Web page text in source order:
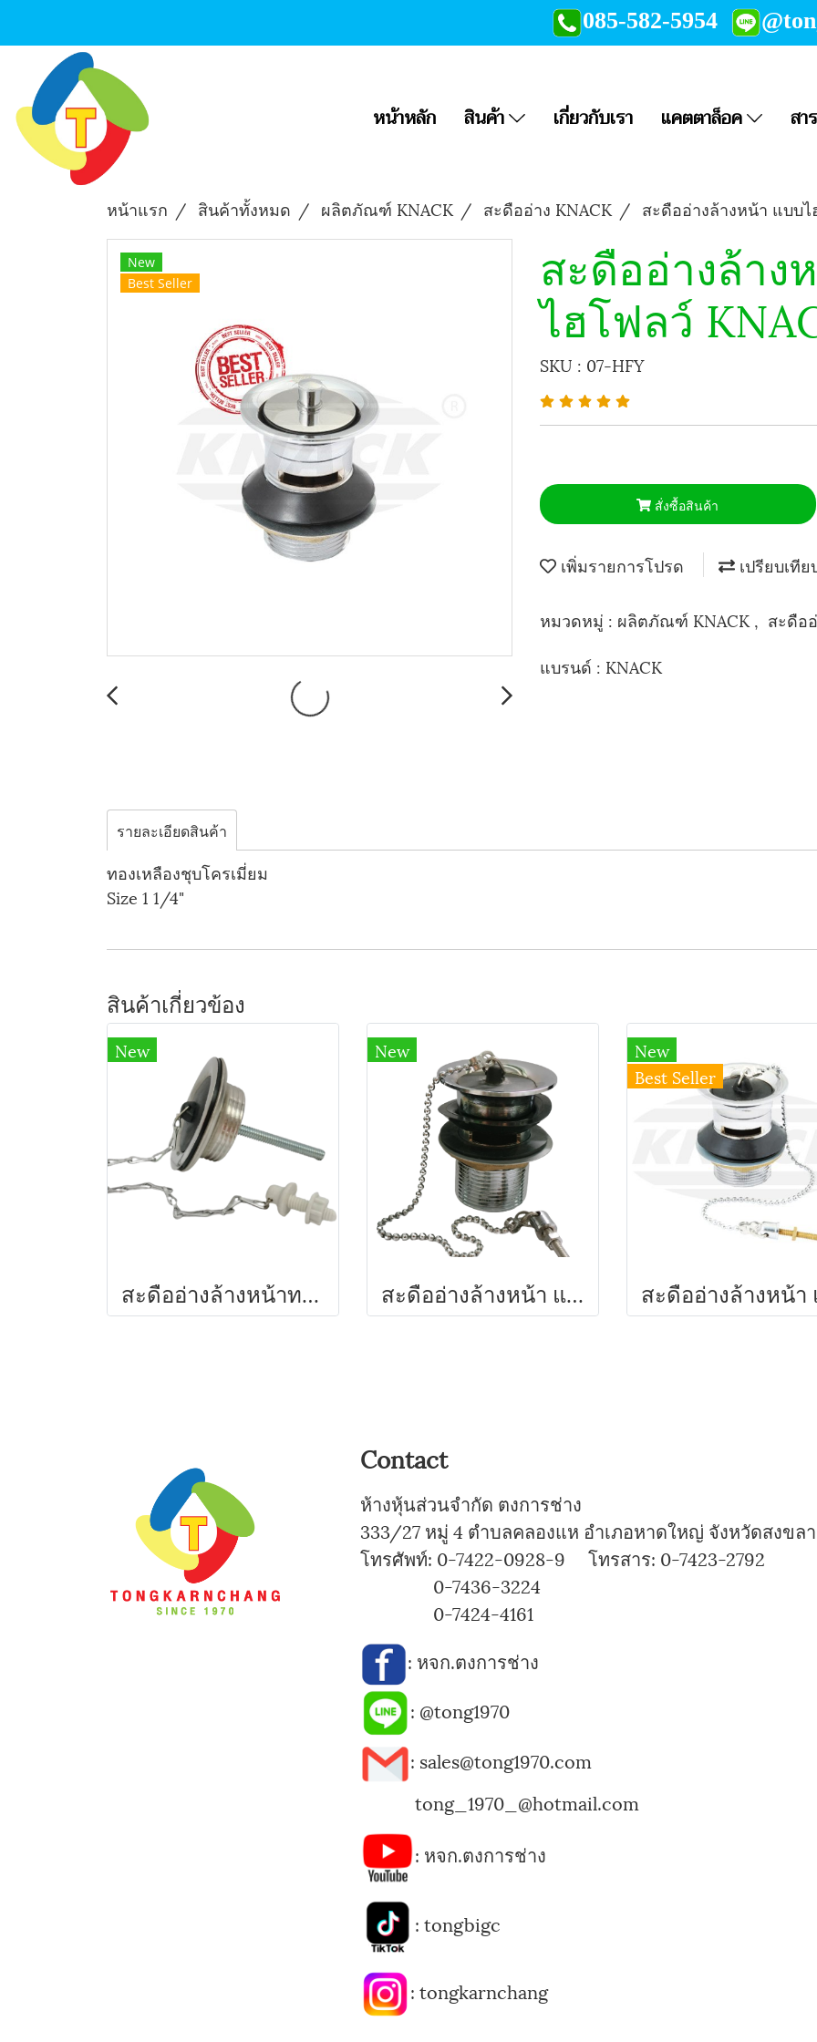
085-582-5954
หน้าหลัก สินค้า เกี่ยวกับเรา แคตตาล็อค สา
หน้าแรก สินค้าทั้งหมด ผลิตภัณฑ์ KNACK สะดืออ่าง KNACK สะดืออ่างล้างหน้า แบบ
New
Best Seller
สะดืออ่างล้าง
ไฮโฟลว์
SKU : 07-HFY
สั่งซื้อสินค้า
เพิ่มรายการโปรด เปรียบเทีย
หมวดหมู่ : ผลิตภัณฑ์ KNACK , สะดือ
แบรนด์ : KNACK
รายละเอียดสินค้า
ทองเหลืองชุบโครเมี่ยม
Size 1 1/4"
สินค้าเกี่ยวข้อง
New
สะดืออ่างล้างหน้าทองเหลือง แบบสองตอน KNACK
New
สะดืออ่างล้างหน้า แบบเยอรมัน KNACK
New
Best Seller
Contact
ห้างหุ้นส่วนจำกัด ตงการช่าง
333/27 หมู่ 4 ตำบลคลองแห อำเภอหาดใหญ่ จังหวัดสงขลา
โทรศัพท์: 0-7422-0928-9 โทรสาร: 0-7423-2792
0-7436-3224
0-7424-4161
: หจก.ตงการช่าง
: @tong1970
: sales@tong1970.com
tong_1970_@hotmail.com
: หจก.ตงการช่าง
: tongbigc
: tongkarnchang